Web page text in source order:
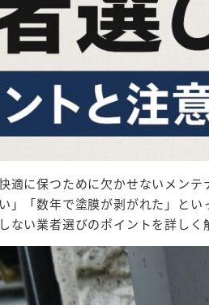
適に保つために欠かせないメン
」「数年で塗膜が剥がれた」と
ない業者選びのポイントを詳しく